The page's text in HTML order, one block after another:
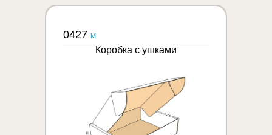
0427 M
Коробка с ушками